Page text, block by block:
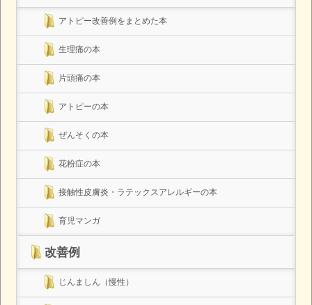
アトピー改善例をまとめた本
生理痛の本
片頭痛の本
アトピーの本
ぜんそくの本
花粉症の本
接触性皮膚炎・ラテックスアレルギーの本
育児マンガ
改善例
じんましん（慢性）